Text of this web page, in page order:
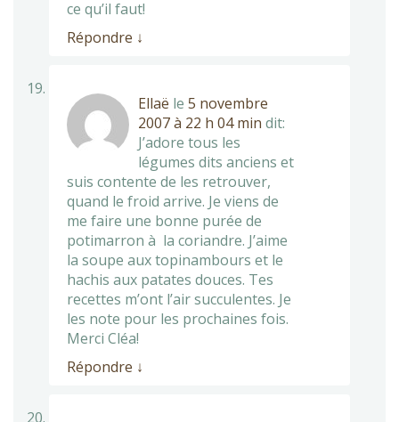
ce qu’il faut!
Répondre ↓
Ellaë le 5 novembre
2007 à 22 h 04 min dit:
J’adore tous les
légumes dits anciens et
suis contente de les retrouver,
quand le froid arrive. Je viens de
me faire une bonne purée de
potimarron à la coriandre. J’aime
la soupe aux topinambours et le
hachis aux patates douces. Tes
recettes m’ont l’air succulentes. Je
les note pour les prochaines fois.
Merci Cléa!
Répondre ↓